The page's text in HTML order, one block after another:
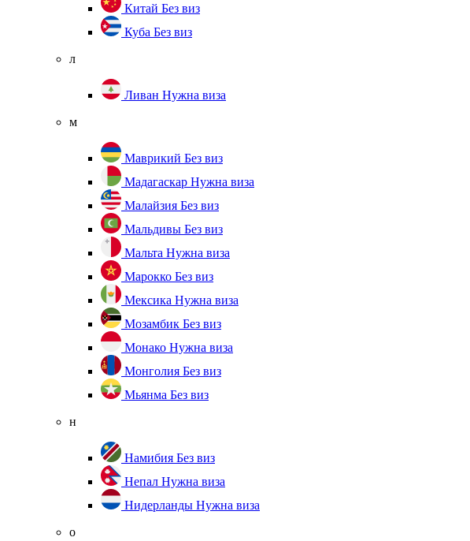
Китай Без виз
Куба Без виз
л
Ливан Нужна виза
м
Маврикий Без виз
Мадагаскар Нужна виза
Малайзия Без виз
Мальдивы Без виз
Мальта Нужна виза
Марокко Без виз
Мексика Нужна виза
Мозамбик Без виз
Монако Нужна виза
Монголия Без виз
Мьянма Без виз
н
Намибия Без виз
Непал Нужна виза
Нидерланды Нужна виза
о